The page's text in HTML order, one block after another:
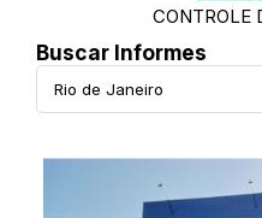
CONTROLE
Buscar Informes